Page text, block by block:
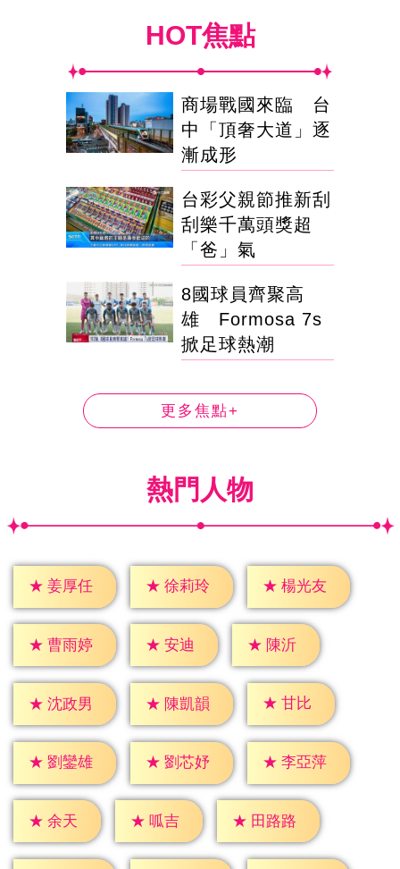
HOT焦點
商場戰國來臨 台
中「頂奢大道」逐
漸成形
台彩父親節推新刮
刮樂千萬頭獎超
「爸」氣
8國球員齊聚高
雄 Formosa 7s
掀足球熱潮
更多焦點+
熱門人物
★ 姜厚任 ★ 徐莉玲 ★ 楊光友
★ 曹雨婷 ★ 安迪 ★ 陳沂
★ 沈政男 ★ 陳凱韻 ★ 甘比
★ 劉鑾雄 ★ 劉芯妤 ★ 李亞萍
★ 余天 ★ 呱吉 ★ 田路路